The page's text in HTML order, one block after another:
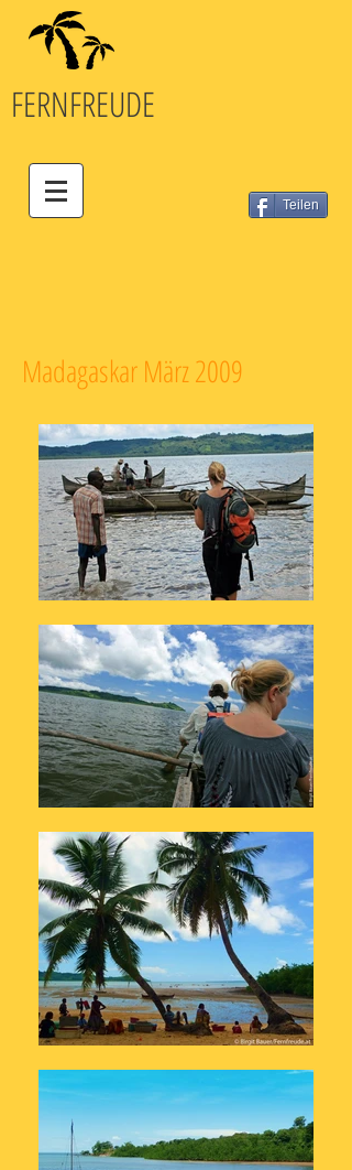
FERNFREUDE
Teilen
Madagaskar März 2009